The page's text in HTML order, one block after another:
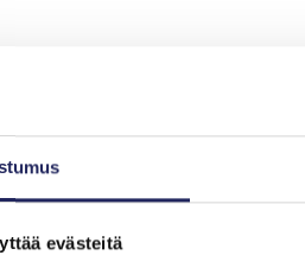
evästeitä